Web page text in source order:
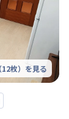
12枚）を見る